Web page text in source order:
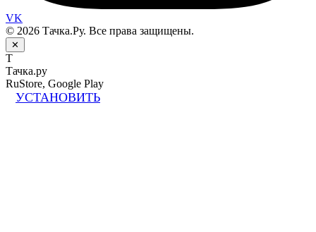
VK
© 2026 Тачка.Ру. Все права защищены.
✕
Т
Тачка.ру
RuStore, Google Play
УСТАНОВИТЬ